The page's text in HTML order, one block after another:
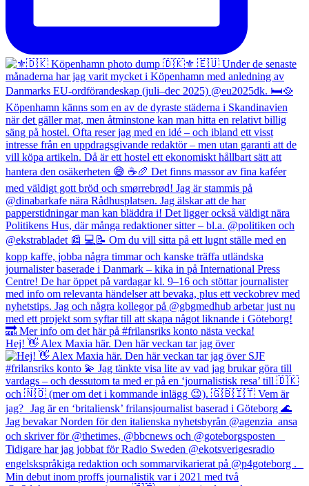
Hej! 👋 Alex Maxia här. Den här veckan tar jag över